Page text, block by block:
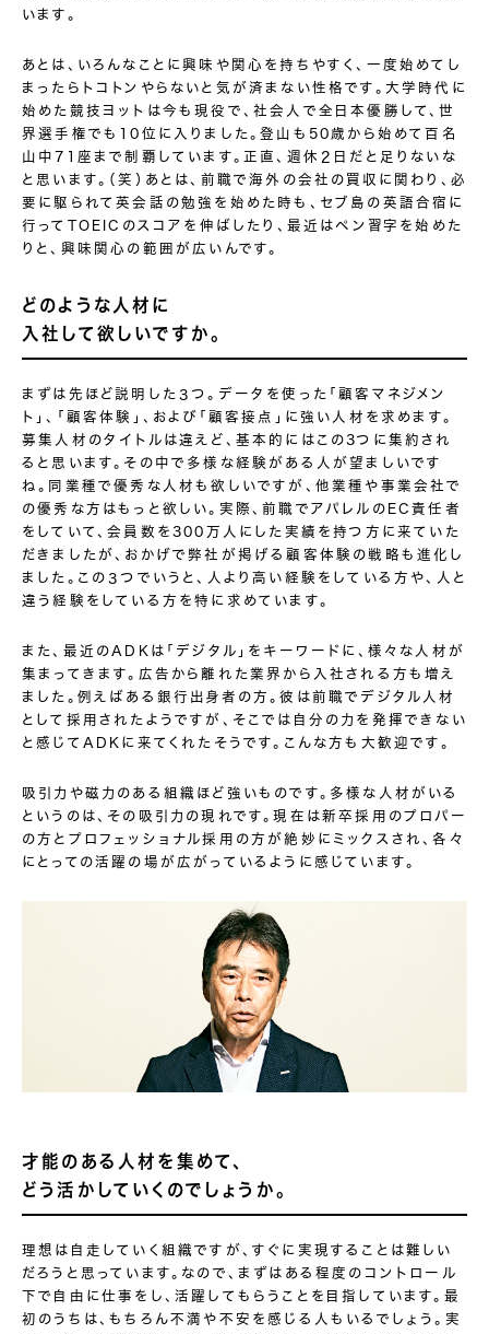
います。
あとは、いろんなことに興味や関心を持ちやすく、一度始めてし
まったらトコトンやらないと気が済まない性格です。大学時代に
始めた競技ヨットは今も現役で、社会人で全日本優勝して、世
界選手権でも10位に入りました。登山も50歳から始めて百名
山中71座まで制覇しています。正直、週休２日だと足りないな
と思います。（笑）あとは、前職で海外の会社の買収に関わり、必
要に駆られて英会話の勉強を始めた時も、セブ島の英語合宿に
行ってTOEICのスコアを伸ばしたり、最近はペン習字を始めた
りと、興味関心の範囲が広いんです。
どのような人材に
入社して欲しいですか。
まずは先ほど説明した３つ。データを使った「顧客マネジメン
ト」、「顧客体験」、および「顧客接点」に強い人材を求めます。
募集人材のタイトルは違えど、基本的にはこの3つに集約され
ると思います。その中で多様な経験がある人が望ましいです
ね。同業種で優秀な人材も欲しいですが、他業種や事業会社で
の優秀な方はもっと欲しい。実際、前職でアパレルのEC責任者
をしていて、会員数を300万人にした実績を持つ方に来ていた
だきましたが、おかげで弊社が掲げる顧客体験の戦略も進化し
ました。この３つでいうと、人より高い経験をしている方や、人と
違う経験をしている方を特に求めています。
また、最近のADKは「デジタル」をキーワードに、様々な人材が
集まってきます。広告から離れた業界から入社される方も増え
ました。例えばある銀行出身者の方。彼は前職でデジタル人材
として採用されたようですが、そこでは自分の力を発揮できない
と感じてADKに来てくれたそうです。こんな方も大歓迎です。
吸引力や磁力のある組織ほど強いものです。多様な人材がいる
というのは、その吸引力の現れです。現在は新卒採用のプロパー
の方とプロフェッショナル採用の方が絶妙にミックスされ、各々
にとっての活躍の場が広がっているように感じています。
才能のある人材を集めて、
どう活かしていくのでしょうか。
理想は自走していく組織ですが、すぐに実現することは難しい
だろうと思っています。なので、まずはある程度のコントロール
下で自由に仕事をし、活躍してもらうことを目指しています。最
初のうちは、もちろん不満や不安を感じる人もいるでしょう。実